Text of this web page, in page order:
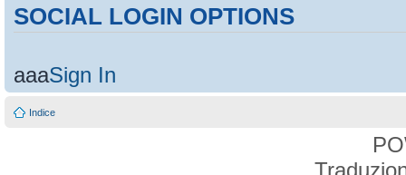
SOCIAL LOGIN OPTIONS
aaaSign In
Indice